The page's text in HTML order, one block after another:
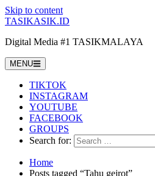
Skip to content
TASIKASIK.ID
Digital Media #1 TASIKMALAYA
MENU
TIKTOK
INSTAGRAM
YOUTUBE
FACEBOOK
GROUPS
Search for:
Home
Posts tagged “Tahu gejrot”